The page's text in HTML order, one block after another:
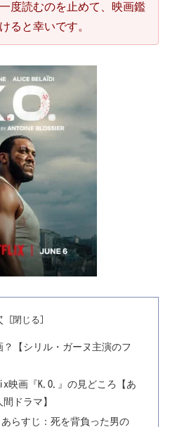
度読むのを止めて、映画鑑
ると幸いです。
？【シリル・ガーヌ主演のフ
映画『K.O.』の見どころ【あ
ドラマ】
らすじ：死を背負った男の